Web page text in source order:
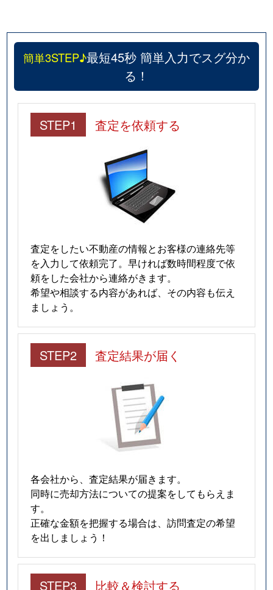
簡単3STEP♪最短45秒 簡単入力でスグ分か
る！
STEP1 査定を依頼する
査定をしたい不動産の情報とお客様の連絡先等
を入力して依頼完了。早ければ数時間程度で依
頼をした会社から連絡がきます。
希望や相談する内容があれば、その内容も伝え
ましょう。
STEP2 査定結果が届く
各会社から、査定結果が届きます。
同時に売却方法についての提案をしてもらえま
す。
正確な金額を把握する場合は、訪問査定の希望
を出しましょう！
STEP3 比較＆検討する